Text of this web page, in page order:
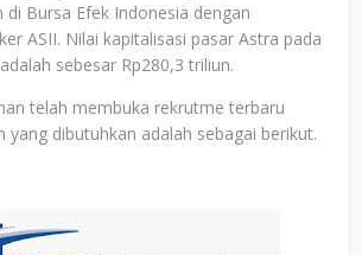
di Bursa Efek Indonesia dengan
ASII. Nilai kapitalisasi pasar Astra pada
sebesar Rp280,3 triliun.
telah membuka rekrutme terbaru
yang dibutuhkan adalah sebagai berikut.